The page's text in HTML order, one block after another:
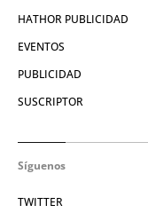
HATHOR PUBLICIDAD
EVENTOS
PUBLICIDAD
SUSCRIPTOR
Síguenos
TWITTER